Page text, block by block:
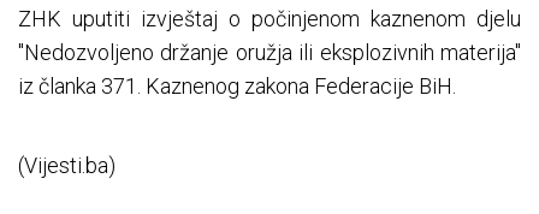
ZHK uputiti izvještaj o počinjenom kaznenom djelu
"Nedozvoljeno držanje oružja ili eksplozivnih materija"
iz članka 371. Kaznenog zakona Federacije BiH.
(Vijesti.ba)